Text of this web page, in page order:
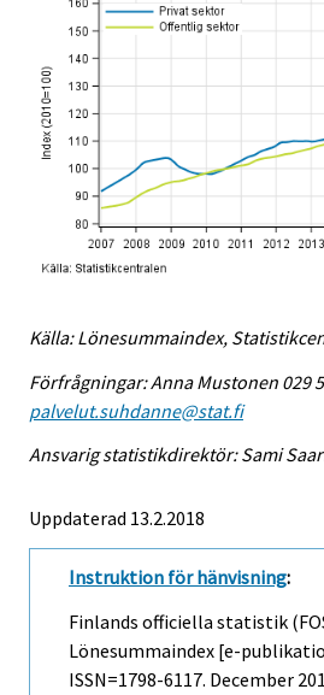
Källa: Lönesummaindex,
Förfrågningar: Anna Mustonen 029
palvelut.suhdanne@stat.fi
Ansvarig statistikdirektör: Sami
Uppdaterad 13.2.2018
Instruktion för hänvisning:
Finlands officiella statistik
Lönesummaindex [e-
ISSN=1798-6117. December